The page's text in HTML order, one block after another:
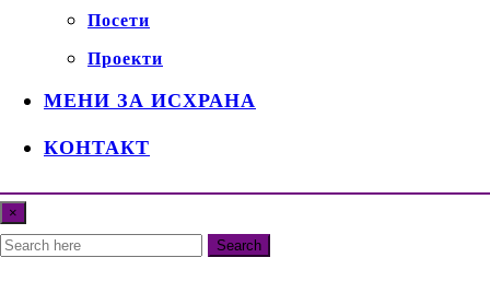
Посети
Проекти
МЕНИ ЗА ИСХРАНА
КОНТАКТ
×
Search